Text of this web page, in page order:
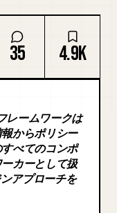
35 4.9K
レームワークは
からポリシー
べてのコンポ
カーとして扱
アプローチを